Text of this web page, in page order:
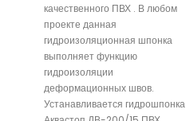
качественного ПВХ . В любом
проекте данная
гидроизоляционная шпонка
выполняет функцию
гидроизоляции
деформационных швов.
Устанавливается гидрошпонка